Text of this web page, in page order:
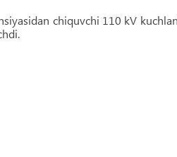
chiquvchi 110 kV